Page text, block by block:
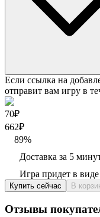
Если ссылка на
отправит вам игру в
70₽
662₽
89%
Доставка за 5
Игра придет в виде
Купить сейчас В
Отзывы